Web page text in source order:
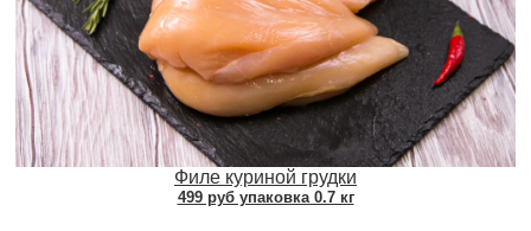
Филе куриной грудки
499 руб упаковка 0.7 кг